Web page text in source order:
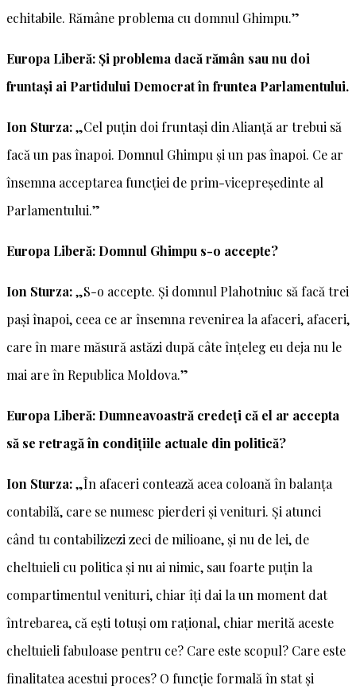
echitabile. Rămâne problema cu domnul Ghimpu.”
Europa Liberă: Și problema dacă rămân sau nu doi
fruntași ai Partidului Democrat în fruntea Parlamentului.
Ion Sturza:„Cel puțin doi fruntași din Alianță ar trebui să
facă un pas înapoi. Domnul Ghimpu și un pas înapoi. Ce ar
însemna acceptarea funcției de prim-vicepreședinte al
Parlamentului.”
Europa Liberă: Domnul Ghimpu s-o accepte?
Ion Sturza:„S-o accepte. Și domnul Plahotniuc să facă trei
pași înapoi, ceea ce ar însemna revenirea la afaceri, afaceri,
care în mare măsură astăzi după câte înțeleg eu deja nu le
mai are în Republica Moldova.”
Europa Liberă: Dumneavoastră credeți că el ar accepta
să se retragă în condițiile actuale din politică?
Ion Sturza:„În afaceri contează acea coloană în balanța
contabilă, care se numesc pierderi și venituri. Și atunci
când tu contabilizezi zeci de milioane, și nu de lei, de
cheltuieli cu politica și nu ai nimic, sau foarte puțin la
compartimentul venituri, chiar îți dai la un moment dat
întrebarea, că ești totuși om rațional, chiar merită aceste
cheltuieli fabuloase pentru ce? Care este scopul? Care este
finalitatea acestui proces? O funcție formală în stat și